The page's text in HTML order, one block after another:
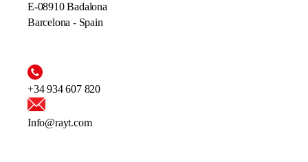
E-08910 Badalona
Barcelona - Spain
+34 934 607 820
Info@rayt.com